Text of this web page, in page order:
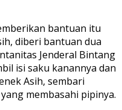
bantuan itu
diberi bantuan dua
Jenderal Bintang
isi saku kanannya dan
Asih, sembari
membasahi pipinya.